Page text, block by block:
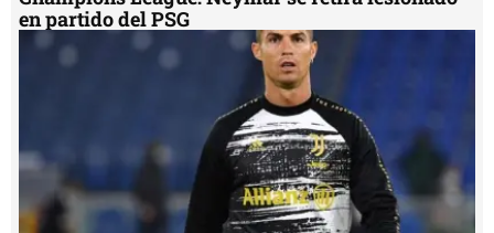
en partido del PSG